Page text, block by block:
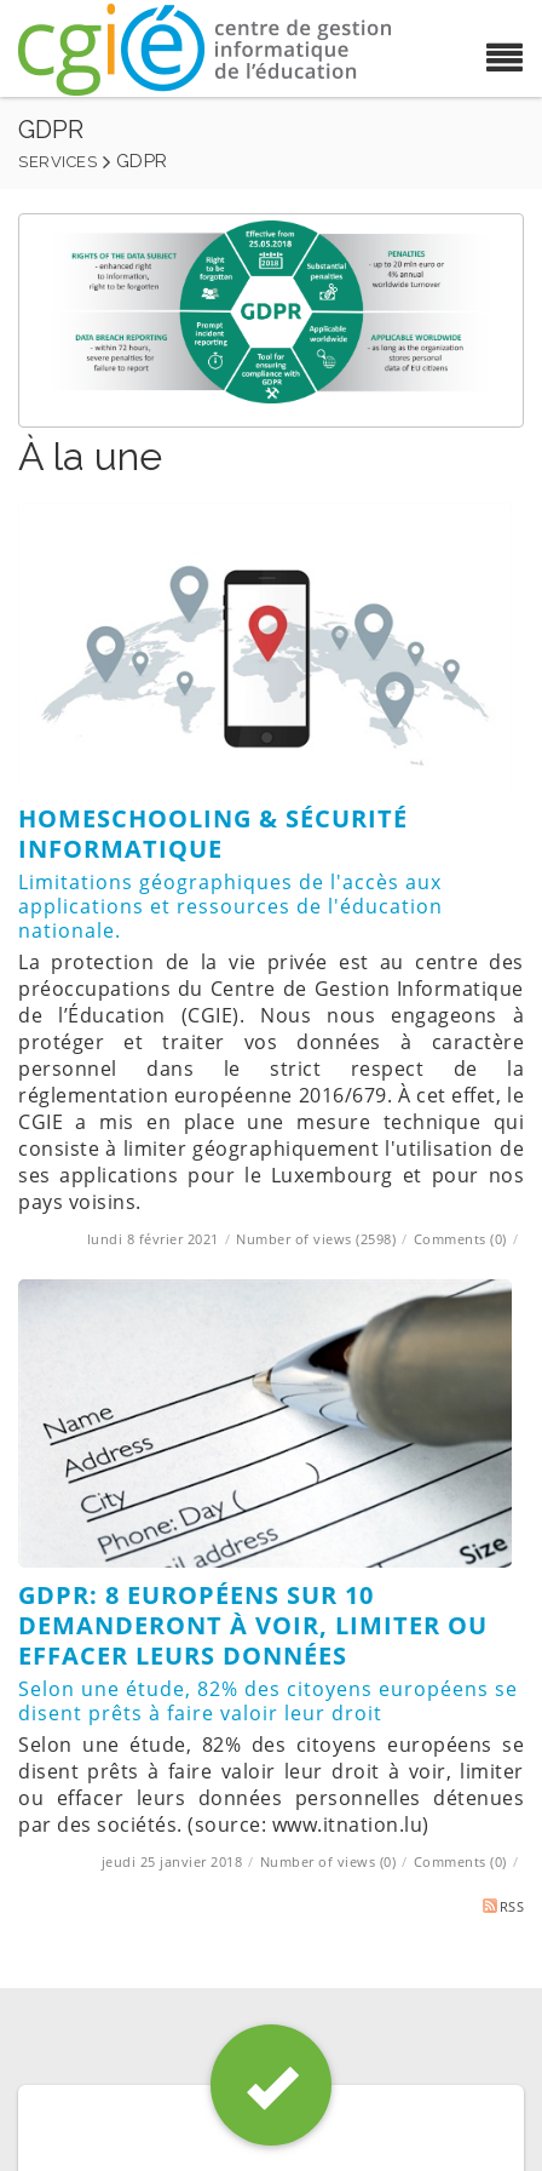
GDPR
SERVICES GDPR
À la une
HOMESCHOOLING & SÉCURITÉ
INFORMATIQUE
Limitations géographiques de l'accès aux
applications et ressources de l'éducation
nationale.
La protection de la vie privée est au centre des
préoccupations du Centre de Gestion Informatique
de l’Éducation (CGIE). Nous nous engageons à
protéger et traiter vos données à caractère
personnel dans le strict respect de la
réglementation européenne 2016/679. À cet effet, le
CGIE a mis en place une mesure technique qui
consiste à limiter géographiquement l'utilisation de
ses applications pour le Luxembourg et pour nos
pays voisins.
lundi 8 février 2021 / Number of views (2598) / Comments (0) /
GDPR: 8 EUROPÉENS SUR 10
DEMANDERONT À VOIR, LIMITER OU
EFFACER LEURS DONNÉES
Selon une étude, 82% des citoyens européens se
disent prêts à faire valoir leur droit
Selon une étude, 82% des citoyens européens se
disent prêts à faire valoir leur droit à voir, limiter
ou effacer leurs données personnelles détenues
par des sociétés. (source: www.itnation.lu)
jeudi 25 janvier 2018 / Number of views (0) / Comments (0) /
RSS